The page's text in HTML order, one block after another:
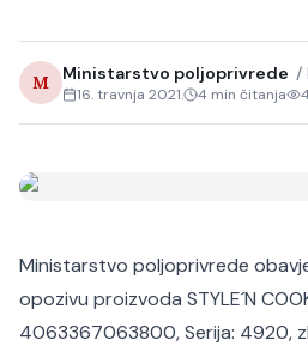
M Ministarstvo poljoprivrede /
16. travnja 2021. 4 min čitanja 4
Ministarstvo poljoprivrede
opozivu proizvoda STYLE´N
4063367063800, Serija: 4920,